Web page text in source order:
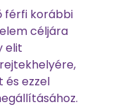
férfi korábbi
céljára
elit
és ezzel